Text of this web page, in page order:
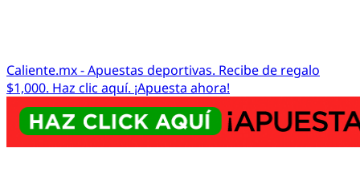
Caliente.mx - Apuestas deportivas. Recibe de regalo
$1,000. Haz clic aquí. ¡Apuesta ahora!